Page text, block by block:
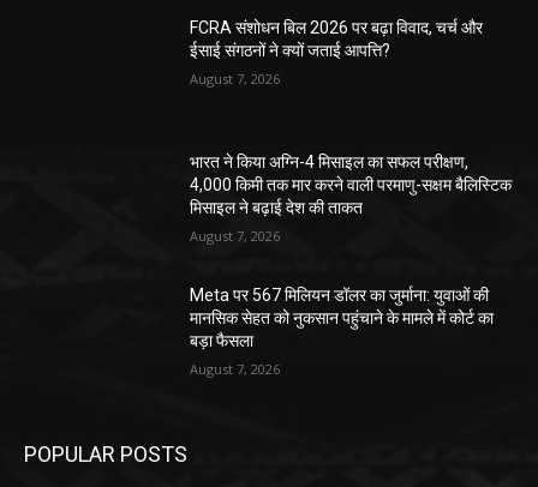
FCRA संशोधन बिल 2026 पर बढ़ा विवाद, चर्च और
ईसाई संगठनों ने क्यों जताई आपत्ति?
August 7, 2026
भारत ने किया अग्नि-4 मिसाइल का सफल परीक्षण,
4,000 किमी तक मार करने वाली परमाणु-सक्षम बैलिस्टिक
मिसाइल ने बढ़ाई देश की ताकत
August 7, 2026
Meta पर 567 मिलियन डॉलर का जुर्माना: युवाओं की
मानसिक सेहत को नुकसान पहुंचाने के मामले में कोर्ट का
बड़ा फैसला
August 7, 2026
POPULAR POSTS